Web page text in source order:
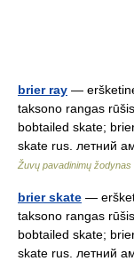
brier ray —
taksono rangas
bobtailed skate;
skate rus. летний
Žuvų pavadinimų žodynas
brier skate —
taksono rangas
bobtailed skate;
skate rus. летний